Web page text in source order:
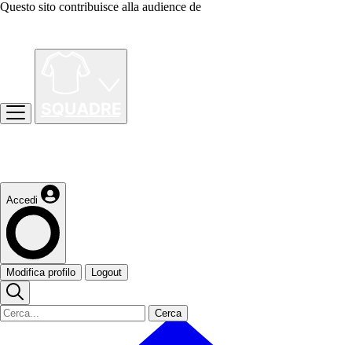
Questo sito contribuisce alla audience de
Accedi
Modifica profilo Logout
Cerca